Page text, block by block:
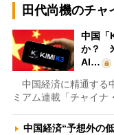
田代尚機のチャ
中国「
か？
AI…
中国経済に精通する
ミアム連載「チャイ
中国経済“予想外の